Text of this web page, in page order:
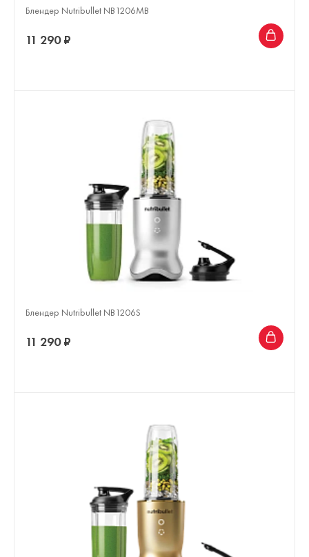
Блендер Nutribullet NB1206MB
11 290 ₽
Блендер Nutribullet NB1206S
11 290 ₽